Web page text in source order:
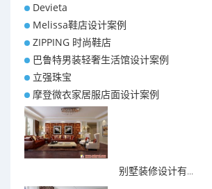
Devieta
Melissa鞋店设计案例
ZIPPING 时尚鞋店
巴鲁特男装轻奢生活馆设计案例
立强珠宝
摩登微衣家居服店面设计案例
别墅装修设计有...